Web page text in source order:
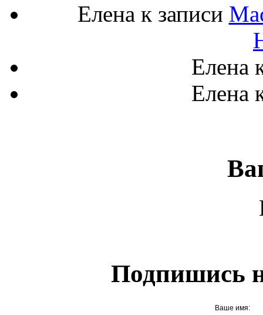
Елена к записи
Елена
Елена
Подпишись
Ваше имя: